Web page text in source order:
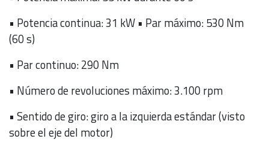
• Potencia continua: 31 kW • Par máximo: 530 Nm
(60 s)
• Par continuo: 290 Nm
• Número de revoluciones máximo: 3.100 rpm
• Sentido de giro: giro a la izquierda estándar (visto
sobre el eje del motor)